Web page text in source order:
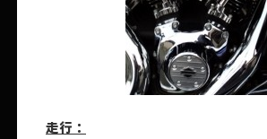
走行：